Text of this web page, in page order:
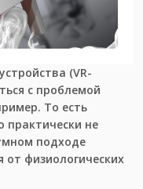
(VR-
с проблемой
То есть
практически не
подходе
от физиологических